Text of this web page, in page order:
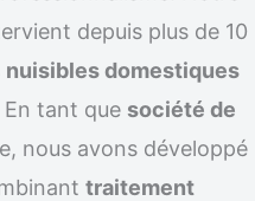
depuis plus de 10
nuisibles domestiques
tant que société de
nous avons développé
traitement